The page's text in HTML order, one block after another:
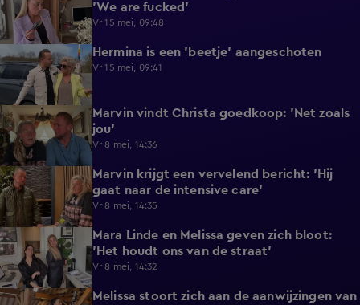
'We are fucked'
Vr 15 mei, 09:48
0:19 Hermina is een 'beetje' aangeschoten
Vr 15 mei, 09:41
0:09
Marvin vindt Christa goedkoop: 'Net zoals
jou'
Vr 8 mei, 14:36
0:42
Marvin krijgt een vervelend bericht: 'Hij
gaat naar de intensive care'
Vr 8 mei, 14:35
0:16
Mara Linde en Melissa geven zich bloot:
'Het houdt ons van de straat'
Vr 8 mei, 14:32
0:53
Melissa stoort zich aan de aanwijzingen van